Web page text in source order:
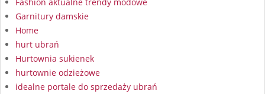
Garnitury damskie
Home
hurt ubrań
Hurtownia sukienek
hurtownie odzieżowe
idealne portale do sprzedaży ubrań